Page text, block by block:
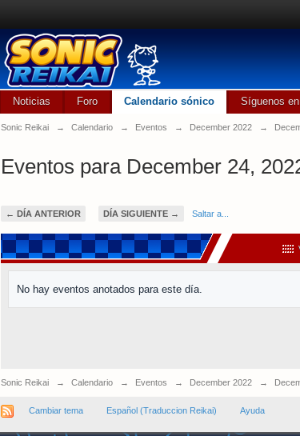
Noticias Foro Calendario sónico Síguenos
Sonic Reikai → Calendario → Eventos → December 2022 →
Eventos para December 24,
← DÍA ANTERIOR DÍA SIGUIENTE → Saltar a...
No hay eventos anotados para este día.
Sonic Reikai → Calendario → Eventos → December 2022 →
Cambiar tema Español (Traduccion Reikai) Ayuda